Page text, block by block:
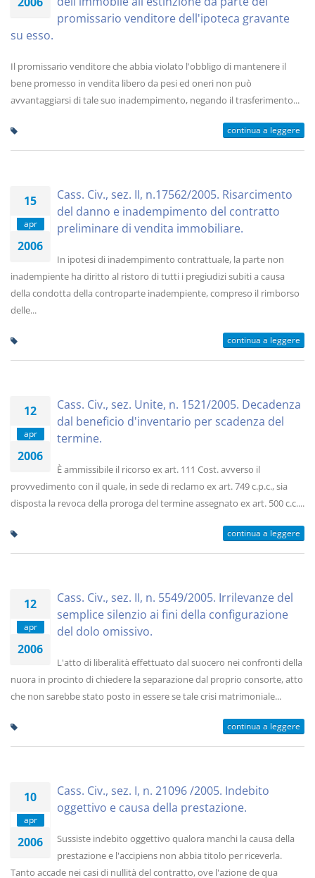
promissario venditore dell'ipoteca gravante
su esso.
Il promissario venditore che abbia violato l'obbligo di mantenere il
bene promesso in vendita libero da pesi ed oneri non può
avvantaggiarsi di tale suo inadempimento, negando il trasferimento...
continua a leggere
15
apr
2006
Cass. Civ., sez. II, n.17562/2005. Risarcimento
del danno e inadempimento del contratto
preliminare di vendita immobiliare.
In ipotesi di inadempimento contrattuale, la parte non
inadempiente ha diritto al ristoro di tutti i pregiudizi subiti a causa
della condotta della controparte inadempiente, compreso il rimborso
delle...
continua a leggere
12
apr
2006
Cass. Civ., sez. Unite, n. 1521/2005. Decadenza
dal beneficio d'inventario per scadenza del
termine.
È ammissibile il ricorso ex art. 111 Cost. avverso il
provvedimento con il quale, in sede di reclamo ex art. 749 c.p.c., sia
disposta la revoca della proroga del termine assegnato ex art. 500 c.c....
continua a leggere
12
apr
2006
Cass. Civ., sez. II, n. 5549/2005. Irrilevanze del
semplice silenzio ai fini della configurazione
del dolo omissivo.
L'atto di liberalità effettuato dal suocero nei confronti della
nuora in procinto di chiedere la separazione dal proprio consorte, atto
che non sarebbe stato posto in essere se tale crisi matrimoniale...
continua a leggere
10
apr
2006
Cass. Civ., sez. I, n. 21096 /2005. Indebito
oggettivo e causa della prestazione.
Sussiste indebito oggettivo qualora manchi la causa della
prestazione e l'accipiens non abbia titolo per riceverla.
Tanto accade nei casi di nullità del contratto, ove l'azione de qua